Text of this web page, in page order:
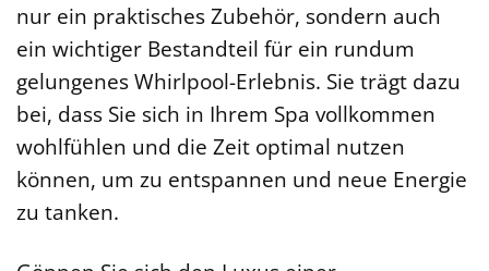
nur ein praktisches Zubehör, sondern auch
ein wichtiger Bestandteil für ein rundum
gelungenes Whirlpool-Erlebnis. Sie trägt dazu
bei, dass Sie sich in Ihrem Spa vollkommen
wohlfühlen und die Zeit optimal nutzen
können, um zu entspannen und neue Energie
zu tanken.